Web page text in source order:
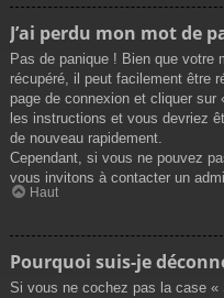
J’ai perdu mon mot de
Pas de panique ! Bien que votre
récupéré, il peut facilement être
page de connexion et cliquer sur
les instructions et vous devriez
de nouveau rapidement.
Cependant, si vous ne pouvez
vous invitons à contacter un
Haut
Pourquoi suis-je
Si vous ne cochez pas la case